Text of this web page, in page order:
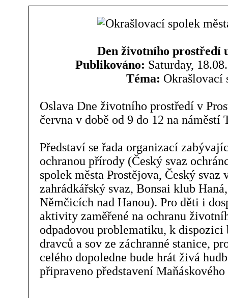
Den životního prostředí
Publikováno: Saturday,
Téma: Okrašlovací
Oslava Dne životního prostředí v
června v době od 9 do 12 na náměstí
Představí se řada organizací
ochranou přírody (Český svaz
spolek města Prostějova, Český svaz
zahrádkářský svaz, Bonsai klub
Němčicích nad Hanou). Pro děti i
aktivity zaměřené na ochranu
odpadovou problematiku, k dispozici
dravců a sov ze záchranné stanice,
celého dopoledne bude hrát živá
připraveno představení